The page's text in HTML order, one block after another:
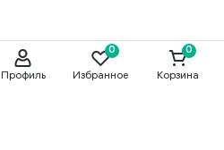
Профиль Избранное Корзина